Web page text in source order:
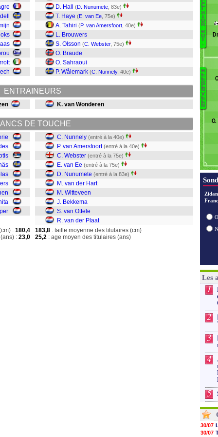
D. Hall
(D. Nunumete , 83e)
T. Haye (E. van Ee , 75e)
A. Tahiri (P. van Amersfoort , 40e)
L. Brouwers
S. Olsson (C. Webster, 75e)
O. Braude
O. Sahraoui
P. Wålemark (C. Nunnely, 40e)
ENTRAINEURS
K. van Wonderen
DE TOUCHE
C. Nunnely (entré à la 40e)
P. van Amersfoort (entré à la 40e)
C. Webster (entré à la 75e)
E. van Ee (entré à la 75e)
D. Nunumete (entré à la 83e)
M. van der Hart
M. Witteveen
J. Bekkema
S. van Ottele
R. van der Plaat
: 180,4
: 23,0
183,8 : taille moyenne des titulaires (cm)
25,2 : age moyen des titulaires (ans)
C
E
L
S
I
O
R
R
O
T
.
H
E
E
R
E
N
V
E
E
N
Les
1
2
3
4
5
30/07
30/07